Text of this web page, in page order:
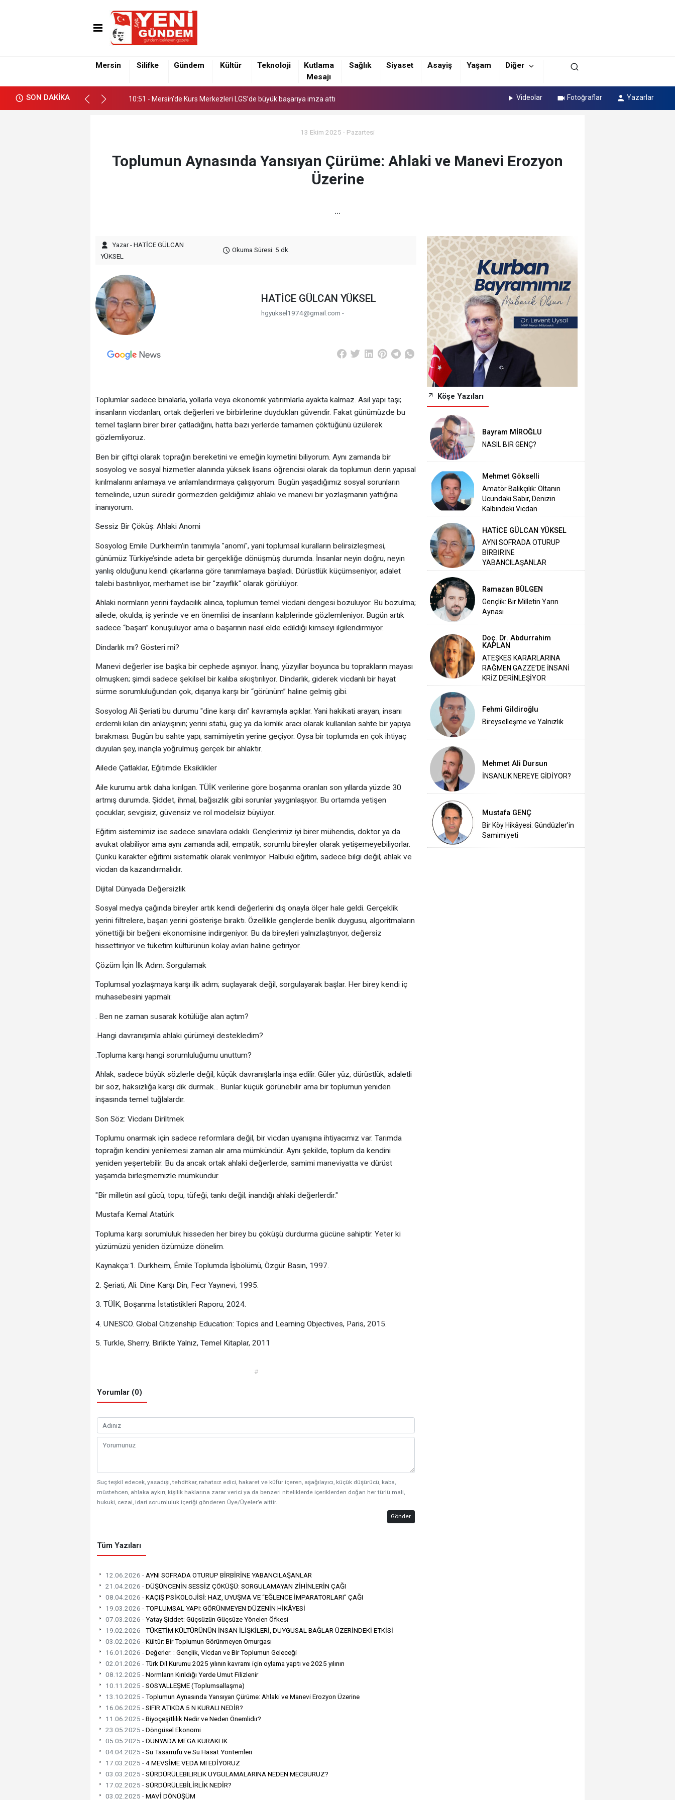
Mersin Silifke Gündem Kültür Teknoloji
Kutlama
Mesajı
Sağlık Siyaset Asayiş Yaşam Diğer
SON DAKİKA
10:51 - Mersin'de Kurs Merkezleri LGS’de büyük başarıya imza attı
10:51 - Mersin'de Kurs Merkezleri LGS’de büyük başarıya imza attı Videolar Fotoğraflar Yazarlar
13 Ekim 2025 - Pazartesi
Toplumun Aynasında Yansıyan Çürüme: Ahlaki ve Manevi Erozyon
Üzerine
...
Yazar - HATİCE GÜLCAN
YÜKSEL
Okuma Süresi: 5 dk.
HATİCE GÜLCAN YÜKSEL
hgyuksel1974@gmail.com -
Toplumlar sadece binalarla, yollarla veya ekonomik yatırımlarla ayakta kalmaz. Asıl yapı taşı;
insanların vicdanları, ortak değerleri ve birbirlerine duydukları güvendir. Fakat günümüzde bu
temel taşların birer birer çatladığını, hatta bazı yerlerde tamamen çöktüğünü üzülerek
gözlemliyoruz.
Ben bir çiftçi olarak toprağın bereketini ve emeğin kıymetini biliyorum. Aynı zamanda bir
sosyolog ve sosyal hizmetler alanında yüksek lisans öğrencisi olarak da toplumun derin yapısal
kırılmalarını anlamaya ve anlamlandırmaya çalışıyorum. Bugün yaşadığımız sosyal sorunların
temelinde, uzun süredir görmezden geldiğimiz ahlaki ve manevi bir yozlaşmanın yattığına
inanıyorum.
Sessiz Bir Çöküş: Ahlaki Anomi
Sosyolog Emile Durkheim’in tanımıyla "anomi", yani toplumsal kuralların belirsizleşmesi,
günümüz Türkiye’sinde adeta bir gerçekliğe dönüşmüş durumda. İnsanlar neyin doğru, neyin
yanlış olduğunu kendi çıkarlarına göre tanımlamaya başladı. Dürüstlük küçümseniyor, adalet
talebi bastırılıyor, merhamet ise bir "zayıflık" olarak görülüyor.
Ahlaki normların yerini faydacılık alınca, toplumun temel vicdani dengesi bozuluyor. Bu bozulma;
ailede, okulda, iş yerinde ve en önemlisi de insanların kalplerinde gözlemleniyor. Bugün artık
sadece “başarı” konuşuluyor ama o başarının nasıl elde edildiği kimseyi ilgilendirmiyor.
Dindarlık mı? Gösteri mi?
Manevi değerler ise başka bir cephede aşınıyor. İnanç, yüzyıllar boyunca bu toprakların mayası
olmuşken; şimdi sadece şekilsel bir kalıba sıkıştırılıyor. Dindarlık, giderek vicdanlı bir hayat
sürme sorumluluğundan çok, dışarıya karşı bir “görünüm” haline gelmiş gibi.
Sosyolog Ali Şeriati bu durumu "dine karşı din" kavramıyla açıklar. Yani hakikati arayan, insanı
erdemli kılan din anlayışının; yerini statü, güç ya da kimlik aracı olarak kullanılan sahte bir yapıya
bırakması. Bugün bu sahte yapı, samimiyetin yerine geçiyor. Oysa bir toplumda en çok ihtiyaç
duyulan şey, inançla yoğrulmuş gerçek bir ahlaktır.
Ailede Çatlaklar, Eğitimde Eksiklikler
Aile kurumu artık daha kırılgan. TÜİK verilerine göre boşanma oranları son yıllarda yüzde 30
artmış durumda. Şiddet, ihmal, bağsızlık gibi sorunlar yaygınlaşıyor. Bu ortamda yetişen
çocuklar; sevgisiz, güvensiz ve rol modelsiz büyüyor.
Eğitim sistemimiz ise sadece sınavlara odaklı. Gençlerimiz iyi birer mühendis, doktor ya da
avukat olabiliyor ama aynı zamanda adil, empatik, sorumlu bireyler olarak yetişemeyebiliyorlar.
Çünkü karakter eğitimi sistematik olarak verilmiyor. Halbuki eğitim, sadece bilgi değil; ahlak ve
vicdan da kazandırmalıdır.
Dijital Dünyada Değersizlik
Sosyal medya çağında bireyler artık kendi değerlerini dış onayla ölçer hale geldi. Gerçeklik
yerini filtrelere, başarı yerini gösterişe bıraktı. Özellikle gençlerde benlik duygusu, algoritmaların
yönettiği bir beğeni ekonomisine indirgeniyor. Bu da bireyleri yalnızlaştırıyor, değersiz
hissettiriyor ve tüketim kültürünün kolay avları haline getiriyor.
Çözüm İçin İlk Adım: Sorgulamak
Toplumsal yozlaşmaya karşı ilk adım; suçlayarak değil, sorgulayarak başlar. Her birey kendi iç
muhasebesini yapmalı:
. Ben ne zaman susarak kötülüğe alan açtım?
.Hangi davranışımla ahlaki çürümeyi destekledim?
.Topluma karşı hangi sorumluluğumu unuttum?
Ahlak, sadece büyük sözlerle değil, küçük davranışlarla inşa edilir. Güler yüz, dürüstlük, adaletli
bir söz, haksızlığa karşı dik durmak... Bunlar küçük görünebilir ama bir toplumun yeniden
inşasında temel tuğlalardır.
Son Söz: Vicdanı Diriltmek
Toplumu onarmak için sadece reformlara değil, bir vicdan uyanışına ihtiyacımız var. Tarımda
toprağın kendini yenilemesi zaman alır ama mümkündür. Aynı şekilde, toplum da kendini
yeniden yeşertebilir. Bu da ancak ortak ahlaki değerlerde, samimi maneviyatta ve dürüst
yaşamda birleşmemizle mümkündür.
"Bir milletin asıl gücü, topu, tüfeği, tankı değil; inandığı ahlaki değerlerdir."
Mustafa Kemal Atatürk
Topluma karşı sorumluluk hisseden her birey bu çöküşü durdurma gücüne sahiptir. Yeter ki
yüzümüzü yeniden özümüze dönelim.
Kaynakça:1. Durkheim, Émile Toplumda İşbölümü, Özgür Basın, 1997.
2. Şeriati, Ali. Dine Karşı Din, Fecr Yayınevi, 1995.
3. TÜİK, Boşanma İstatistikleri Raporu, 2024.
4. UNESCO. Global Citizenship Education: Topics and Learning Objectives, Paris, 2015.
5. Turkle, Sherry. Birlikte Yalnız, Temel Kitaplar, 2011
#
Yorumlar (0)
Suç teşkil edecek, yasadışı, tehditkar, rahatsız edici, hakaret ve küfür içeren, aşağılayıcı, küçük düşürücü, kaba,
müstehcen, ahlaka aykırı, kişilik haklarına zarar verici ya da benzeri niteliklerde içeriklerden doğan her türlü mali,
hukuki, cezai, idari sorumluluk içeriği gönderen Üye/Üyeler’e aittir.
Gönder
Tüm Yazıları
12.06.2026 - AYNI SOFRADA OTURUP BİRBİRİNE YABANCILAŞANLAR
21.04.2026 -DÜŞÜNCENİN SESSİZ ÇÖKÜŞÜ: SORGULAMAYAN ZİHİNLERİN ÇAĞI
08.04.2026 -KAÇIŞ PSİKOLOJİSİ: HAZ, UYUŞMA VE “EĞLENCE İMPARATORLARI” ÇAĞI
19.03.2026 -TOPLUMSAL YAPI: GÖRÜNMEYEN DÜZENİN HİKÂYESİ
07.03.2026 -Yatay Şiddet: Güçsüzün Güçsüze Yönelen Öfkesi
19.02.2026 -TÜKETİM KÜLTÜRÜNÜN İNSAN İLİŞKİLERİ, DUYGUSAL BAĞLAR ÜZERİNDEKİ ETKİSİ
03.02.2026 -Kültür: Bir Toplumun Görünmeyen Omurgası
16.01.2026 -Değerler: : Gençlik, Vicdan ve Bir Toplumun Geleceği
02.01.2026 -Türk Dil Kurumu 2025 yılının kavramı için oylama yaptı ve 2025 yılının
08.12.2025 -Normların Kırıldığı Yerde Umut Filizlenir
10.11.2025 -SOSYALLEŞME (Toplumsallaşma)
13.10.2025 -Toplumun Aynasında Yansıyan Çürüme: Ahlaki ve Manevi Erozyon Üzerine
16.06.2025 -SIFIR ATIKDA 5 N KURALI NEDİR?
11.06.2025 -Biyoçeşitlilik Nedir ve Neden Önemlidir?
23.05.2025 -Döngüsel Ekonomi
05.05.2025 -DÜNYADA MEGA KURAKLIK
04.04.2025 -Su Tasarrufu ve Su Hasat Yöntemleri
17.03.2025 -4 MEVSİME VEDA MI EDİYORUZ
03.03.2025 -SÜRDÜRÜLEBILIRLIK UYGULAMALARINA NEDEN MECBURUZ?
17.02.2025 -SÜRDÜRÜLEBİLİRLİK NEDİR?
03.02.2025 -MAVİ DÖNÜŞÜM
Köşe Yazıları
Bayram MİROĞLU
NASIL BİR GENÇ?
Mehmet Gökselli
Amatör Balıkçılık: Oltanın
Ucundaki Sabır, Denizin
Kalbindeki Vicdan
HATİCE GÜLCAN YÜKSEL
AYNI SOFRADA OTURUP
BİRBİRİNE
YABANCILAŞANLAR
Ramazan BÜLGEN
Gençlik: Bir Milletin Yarın
Aynası
Doç. Dr. Abdurrahim
KAPLAN
ATEŞKES KARARLARINA
RAĞMEN GAZZE’DE İNSANİ
KRİZ DERİNLEŞİYOR
Fehmi Gildiroğlu
Bireyselleşme ve Yalnızlık
Mehmet Ali Dursun
İNSANLIK NEREYE GİDİYOR?
Mustafa GENÇ
Bir Köy Hikâyesi: Gündüzler’in
Samimiyeti